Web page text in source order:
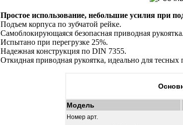
Простое использование, небольшие усилия при
Подъем корпуса по зубчатой рейке.
Самоблокирующаяся безопасная приводная рукоятка.
Испытано при перегрузке 25%.
Надежная конструкция по DIN 7355.
Откидная приводная рукоятка, идеально для
Модель
Номер арт.